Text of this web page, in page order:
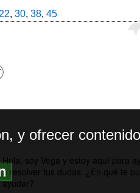
22, 30, 38, 45
DE PRIVACIDAD
y ofrecer